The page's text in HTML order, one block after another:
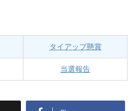
タイアップ懸賞
当選報告